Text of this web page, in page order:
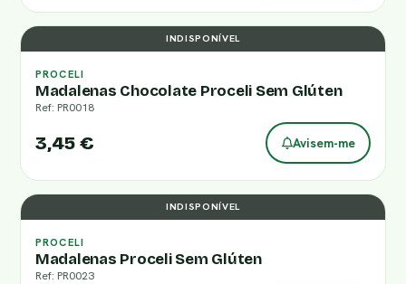
INDISPONÍVEL
PROCELI
Madalenas Chocolate Proceli Sem Glúten
Ref: PR0018
3,45 € Avisem-me
INDISPONÍVEL
PROCELI
Madalenas Proceli Sem Glúten
Ref: PR0023